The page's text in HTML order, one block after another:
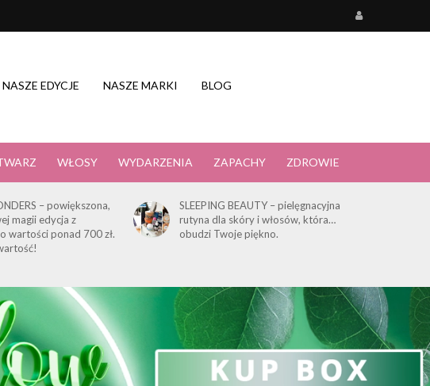
NASZE EDYCJE NASZE MARKI BLOG
WŁOSY WYDARZENIA ZAPACHY ZDROWIE
– powiększona,
magii edycja z
wartości ponad 700 zł.
SLEEPING BEAUTY – pielęgnacyjna
rutyna dla skóry i włosów, która…
obudzi Twoje piękno.